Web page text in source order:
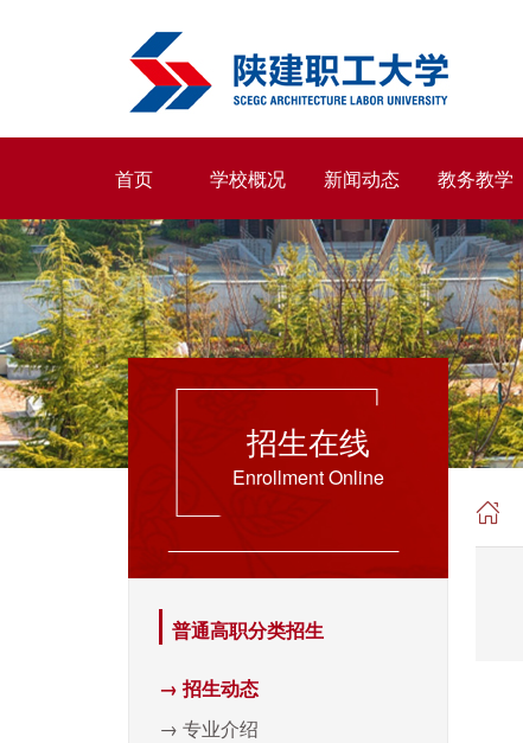
首页 学校概况 新闻动态 教务教学
招生在线
Enrollment Online
普通高职分类招生
→ 招生动态
→ 专业介绍